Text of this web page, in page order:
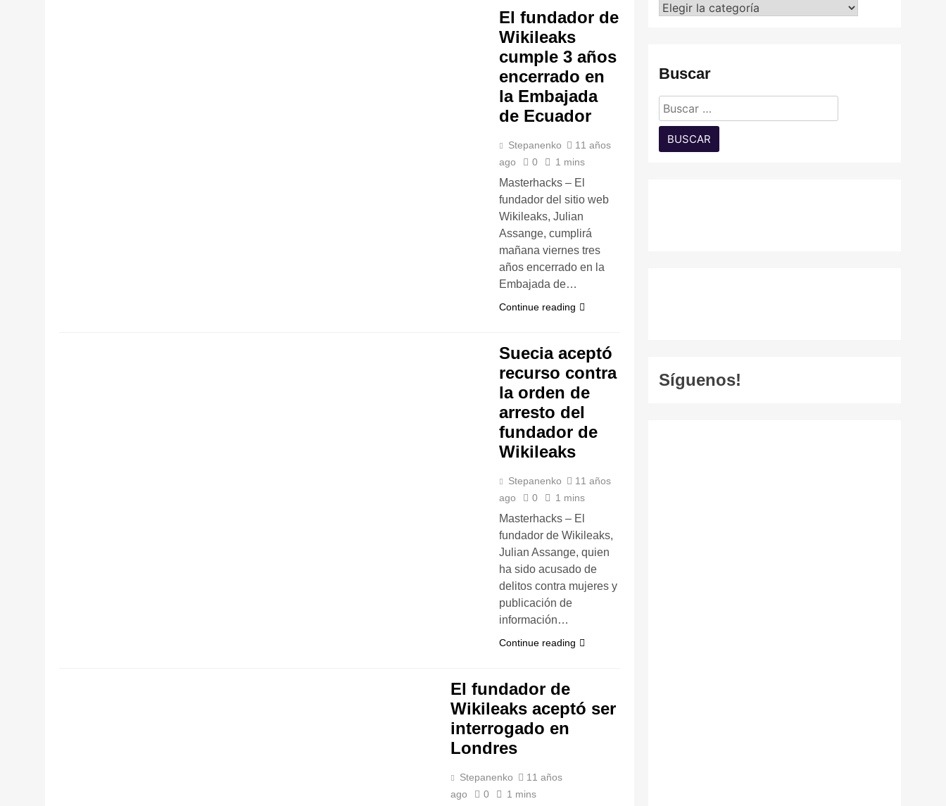
El fundador de
Wikileaks
cumple 3 años
encerrado en
la Embajada
de Ecuador
Stepanenko
11 años
ago
0 1 mins
Masterhacks – El
fundador del sitio web
Wikileaks, Julian
Assange, cumplirá
mañana viernes tres
años encerrado en la
Embajada de…
Continue reading
Suecia aceptó
recurso contra
la orden de
arresto del
fundador de
Wikileaks
Stepanenko
11 años
ago
0 1 mins
Masterhacks – El
fundador de Wikileaks,
Julian Assange, quien
ha sido acusado de
delitos contra mujeres y
publicación de
información…
Continue reading
El fundador de
Wikileaks aceptó ser
interrogado en
Londres
Stepanenko
11 años
ago
0 1 mins
Categorías
Buscar
Buscar:
Síguenos!